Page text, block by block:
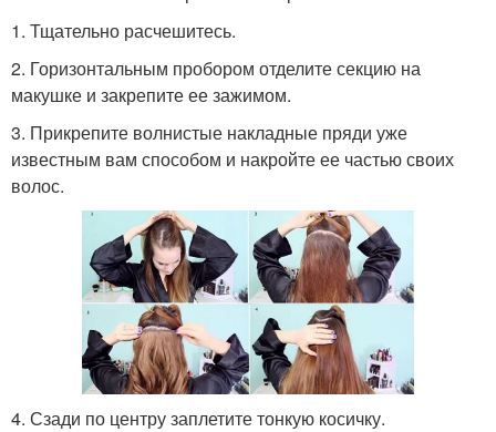
1. Тщательно расчешитесь.
2. Горизонтальным пробором отделите секцию на
макушке и закрепите ее зажимом.
3. Прикрепите волнистые накладные пряди уже
известным вам способом и накройте ее частью своих
волос.
4. Сзади по центру заплетите тонкую косичку.